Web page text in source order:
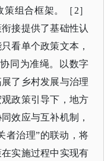
组合框架。
［ 2］
接提供了基础性认
看单个政策文本，
同为准绳。以数字
了乡村发展与治理
政策引导下，地方
效应与互补机制，
者治理”的联动，将
实施过程中实现有